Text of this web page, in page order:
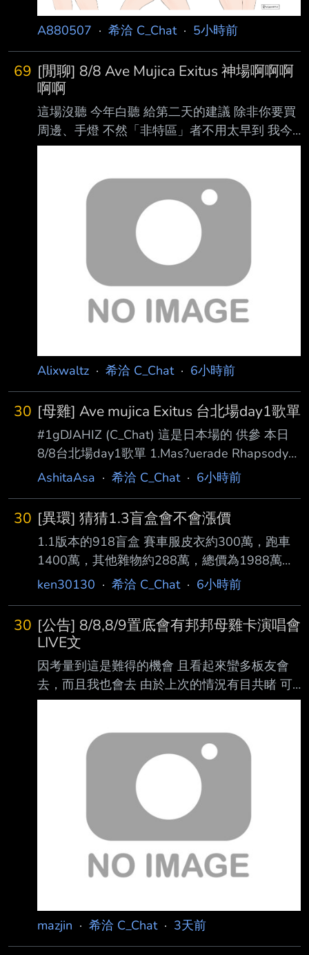
DX之後還有 G獵鷹 在武裝安排上很有骨鋼的感
覺 比起另外兩棚 感覺有錢不少 空霸應該要跟飛
翼比較 不過就
A880507 · 希洽 C_Chat· 5小時前
69 [閒聊] 8/8 Ave Mujica Exitus 神場啊啊啊
啊啊
這場沒聽 今年白聽 給第二天的建議 除非你要買
周邊、手燈 不然「非特區」者不用太早到 我今
天18:00到完全沒事幹 排隊進場完一路等到七點
廁所 太早去還不能進場就得去外面排流動 外面
有小吃攤薛錢 我自己沒買 建議帶的東西有雨衣
跟耳塞 今天結束後下暴雨 媽的 我騎ubike 回家
半小時 全濕 耳塞 前天買 昨天到貨
https://i.verb.tw/ge1vc0xn.jpg 有聽說林口體育
場的音場，低音偏炸 加上我右耳有稍微聽力不
正常，這次裝備了專用的耳塞來聆
Alixwaltz · 希洽 C_Chat· 6小時前
30 [母雞] Ave mujica Exitus 台北場day1歌單
#1gDJAHIZ (C_Chat) 這是日本場的 供參 本日
8/8台北場day1歌單 1.Mas?uerade Rhapsody
Re?uest 2. sophie 3. crucifix X 4. Ave Mujica 5.
symbol II : Air 7. symbol Ⅲ : ▽ 8.八芒星ダンス
9. 黒のバースデイ 10. symbol IV : Earth 11.
Choir ‘s’ Choir 12. 天球(そら)のMusica 13. D
AshitaAsa · 希洽 C_Chat· 6小時前
30 [異環] 猜猜1.3盲盒會不會漲價
1.1版本的918盲盒 賽車服皮衣約300萬，跑車
1400萬，其他雜物約288萬，總價為1988萬
1.3版本的泳裝盲盒(先假定只有一個盲盒) 內容
托 相比起來小垃圾少了很多，抽取價值大幅提
升 在1.1版抽918把方斯耗得差不多 並且1.2版
跳過摩托盲盒且沒沉迷刮刮樂的狀況下 大小月
卡玩家應該都能存到2000萬左右 1.3盲盒如果能
在2000萬內全包的話是不是就很佛了? 但感覺可
越貴這條路 -- 1100萬能全收簡直是做慈
ken30130 · 希洽 C_Chat· 6小時前
30 [公告] 8/8,8/9置底會有邦邦母雞卡演唱會
LIVE文
因考量到這是難得的機會 且看起來蠻多板友會
去，而且我也會去 由於上次的情況有目共睹 可
能會出現混亂情況 為方便大家統整資訊及一起
LIVE文一起嗨 備註: 1. 如果颱風導致取消，則不
會發LIVE文 如果颱風導致改期，則之後再說 2.
由於PTT於8/8 5:00-18:00停機， 所以演唱會如
有正常舉辦，LIVE文將於8/7晚間發出 3. 由於我
沒有要做下屆板主 8/9待LIVE文發出後，會請板
主幫我置底 --
mazjin · 希洽 C_Chat· 3天前